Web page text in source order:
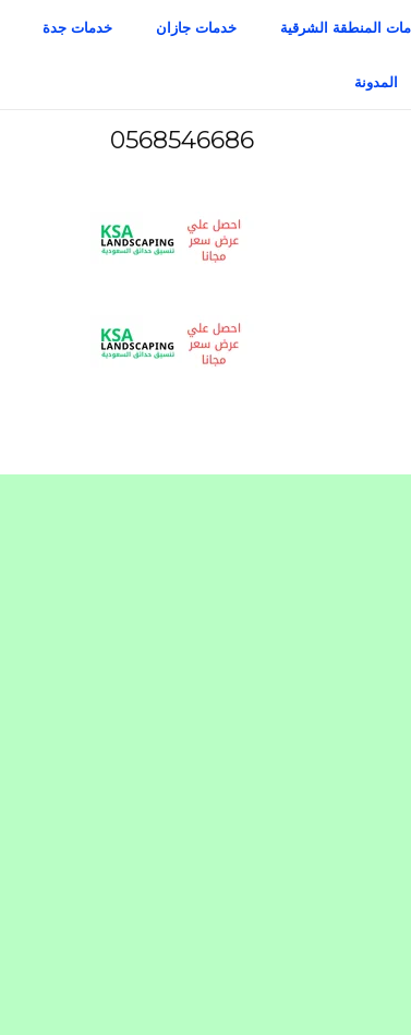
المنطقة الشرقية خدمات جازان خدمات جدة
المدونة
0568546686